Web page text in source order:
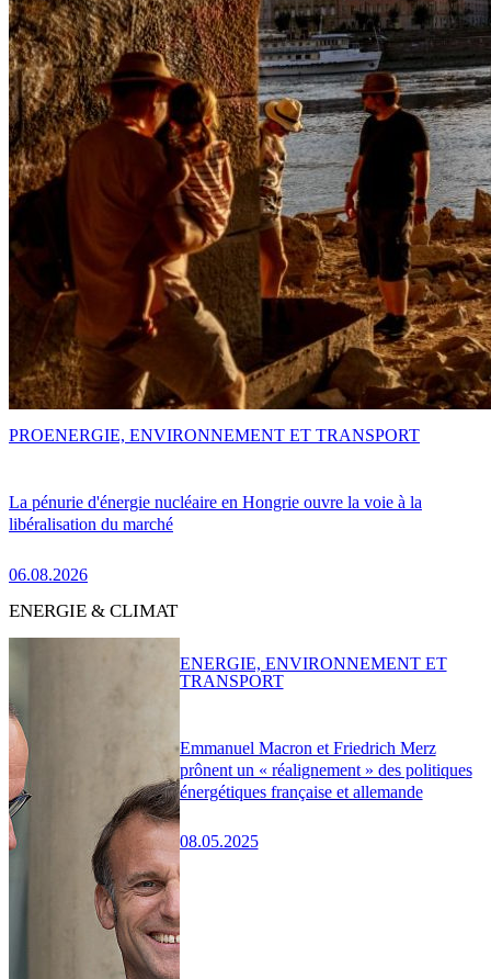
La pénurie d'énergie nucléaire en Hongrie ouvre la voie à la
libéralisation du marché
06.08.2026
PROENERGIE, ENVIRONNEMENT ET TRANSPORT
ENERGIE & CLIMAT
Emmanuel Macron et Friedrich Merz
prônent un « réalignement » des politiques
énergétiques française et allemande
08.05.2025
ENERGIE, ENVIRONNEMENT ET
TRANSPORT